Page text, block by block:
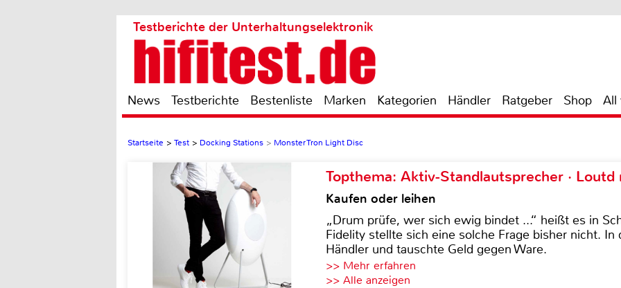
Testberichte der Unterhaltungselektronik
News Testberichte Bestenliste Marken Kategorien Händler Ratgeber Shop All
Startseite > Test > Docking Stations > Monster Tron Light Disc
Topthema: Aktiv-Standlautsprecher · Loutd
Kaufen oder leihen
„Drum prüfe, wer sich ewig bindet ...“ heißt es in
Fidelity stellte sich eine solche Frage bisher nicht. In
Händler und tauschte Geld gegen Ware.
>> Mehr erfahren
>> Alle anzeigen